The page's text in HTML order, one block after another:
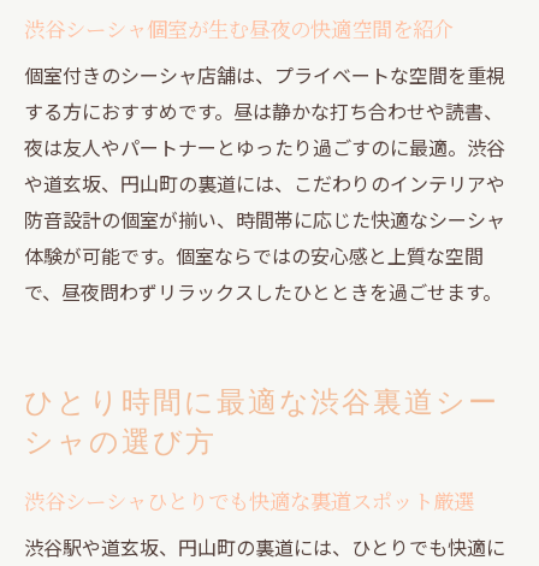
渋谷シーシャ個室が生む昼夜の快適空間を紹介
個室付きのシーシャ店舗は、プライベートな空間を重視
する方におすすめです。昼は静かな打ち合わせや読書、
夜は友人やパートナーとゆったり過ごすのに最適。渋谷
や道玄坂、円山町の裏道には、こだわりのインテリアや
防音設計の個室が揃い、時間帯に応じた快適なシーシャ
体験が可能です。個室ならではの安心感と上質な空間
で、昼夜問わずリラックスしたひとときを過ごせます。
ひとり時間に最適な渋谷裏道シー
シャの選び方
渋谷シーシャひとりでも快適な裏道スポット厳選
渋谷駅や道玄坂、円山町の裏道には、ひとりでも快適に